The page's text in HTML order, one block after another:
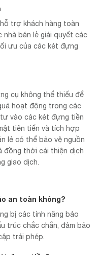
trợ khách hàng toàn
bán lẻ giải quyết các
ưu của các két đựng
cụ không thể thiếu để
hoạt động trong các
vào các két đựng tiền
tiên tiến và tích hợp
lẻ có thể bảo vệ nguồn
đồng thời cải thiện dịch
giao dịch.
an toàn không?
bị các tính năng bảo
trúc chắc chắn, đảm bảo
trái phép.